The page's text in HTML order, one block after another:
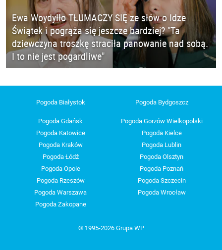
Ewa Woydyłło TŁUMACZY SIĘ ze słów o Idze
Świątek i pogrąża się jeszcze bardziej? "Ta
dziewczyna troszkę straciła panowanie nad sobą.
I to nie jest pogardliwe"
Pogoda Białystok Pogoda Bydgoszcz
Pogoda Gdańsk
Pogoda Gorzów Wielkopolski
Pogoda Katowice
Pogoda Kielce
Pogoda Kraków
Pogoda Lublin
Pogoda Łódź
Pogoda Olsztyn
Pogoda Opole
Pogoda Poznań
Pogoda Rzeszów
Pogoda Szczecin
Pogoda Warszawa
Pogoda Wrocław
Pogoda Zakopane
© 1995-2026 Grupa WP